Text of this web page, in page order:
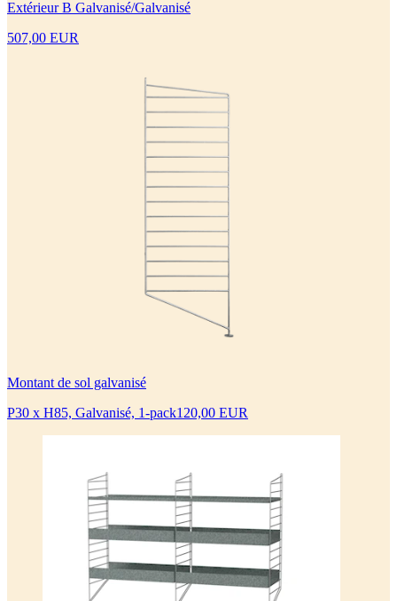
Extérieur B Galvanisé/Galvanisé
507,00 EUR
Montant de sol galvanisé
P30 x H85, Galvanisé, 1-pack120,00 EUR